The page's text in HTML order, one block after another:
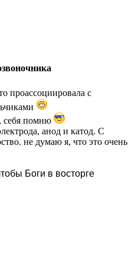
проассоциировала с
себя помню
анод и катод. С
не думаю я, что это очень
Боги в восторге